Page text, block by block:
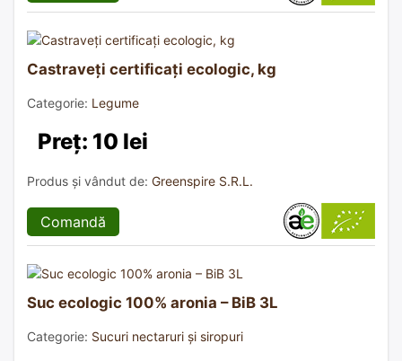
Castraveți certificați ecologic, kg
Categorie: Legume
Preț: 10 lei
Produs și vândut de: Greenspire S.R.L.
Comandă
Suc ecologic 100% aronia – BiB 3L
Categorie: Sucuri nectaruri și siropuri